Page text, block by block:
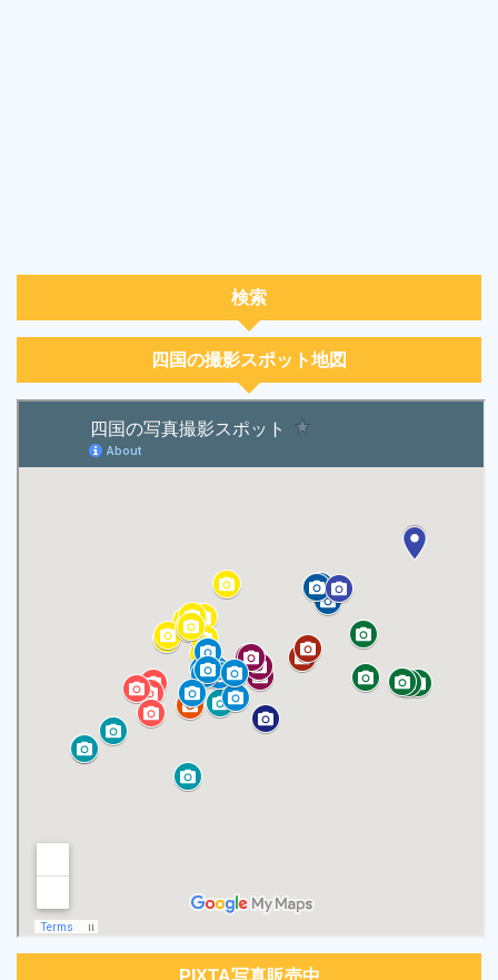
検索
四国の撮影スポット地図
PIXTA写真販売中